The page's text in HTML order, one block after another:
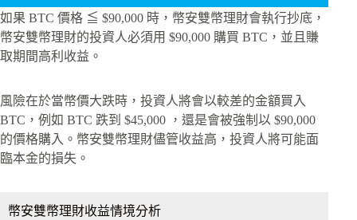
如果 BTC 價格 ≦ $90,000 時，幣安雙幣理財會執行抄底，
幣安雙幣理財的投資人必須用 $90,000 購買 BTC，並且賺
取期間高利收益。
風險在於當幣價大跌時，投資人將會以較差的金額買入
BTC，例如 BTC 跌到 $45,000 ，還是會被強制以 $90,000
的價格購入。幣安雙幣理財儘管收益高，投資人將可能面
臨本金的損失。
幣安雙幣理財收益情境分析